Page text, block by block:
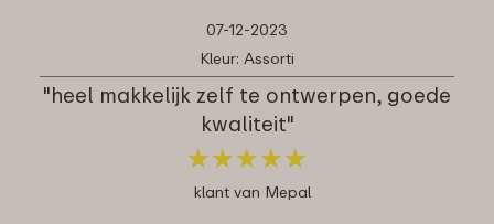
07-12-2023
Kleur: Assorti
"heel makkelijk zelf te ontwerpen, goede
kwaliteit"
★★★★★
★★★★★
klant van Mepal